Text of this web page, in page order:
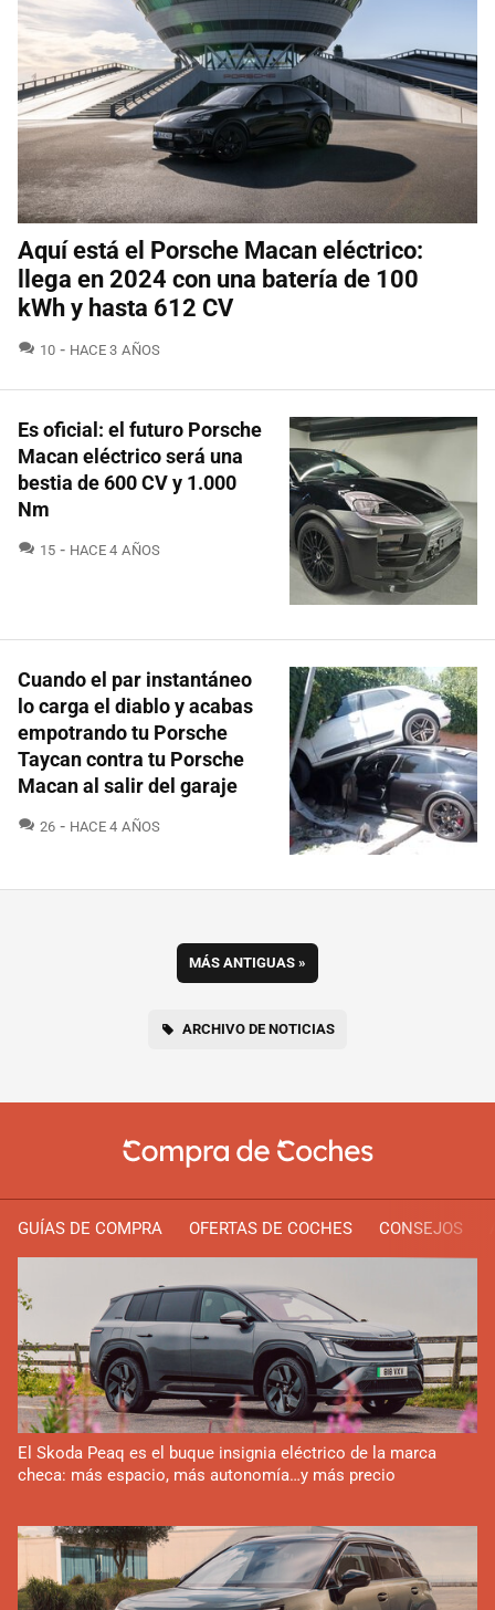
Aquí está el Porsche Macan eléctrico:
llega en 2024 con una batería de 100
kWh y hasta 612 CV
10 COMENTARIOS
HACE 3 AÑOS
Es oficial: el futuro Porsche
Macan eléctrico será una
bestia de 600 CV y 1.000
Nm
15 COMENTARIOS
HACE 4 AÑOS
Cuando el par instantáneo
lo carga el diablo y acabas
empotrando tu Porsche
Taycan contra tu Porsche
Macan al salir del garaje
26 COMENTARIOS
HACE 4 AÑOS
MÁS ANTIGUAS »
ARCHIVO DE NOTICIAS
GUÍAS DE COMPRA OFERTAS DE COCHES CONSEJOS
El Skoda Peaq es el buque insignia eléctrico de la marca
checa: más espacio, más autonomía…y más precio